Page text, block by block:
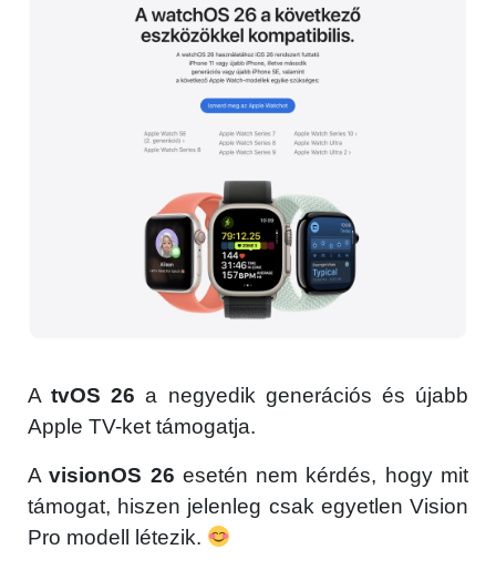
AtvOS 26 a negyedik generációs és újabb
Apple TV-ket támogatja.
AvisionOS 26 esetén nem kérdés, hogy mit
támogat, hiszen jelenleg csak egyetlen Vision
Pro modell létezik.